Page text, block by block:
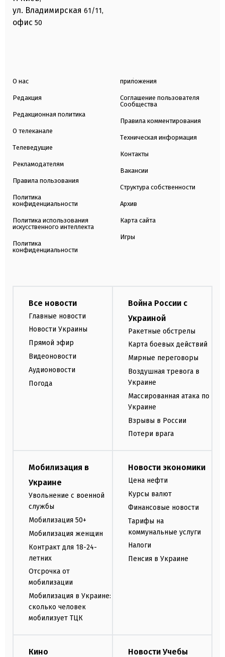
ул. Владимирская 61/11,
офис 50
О нас
Редакция
Редакционная политика
О телеканале
Телеведущие
Рекламодателям
Правила пользования
Политика
конфиденциальности
Политика использования
искусственного интеллекта
Политика
конфиденциальности
приложения
Соглашение пользователя
Сообщества
Правила комментирования
Техническая информация
Контакты
Вакансии
Структура собственности
Архив
Карта сайта
Игры
Все новости
Главные новости
Новости Украины
Прямой эфир
Видеоновости
Аудионовости
Погода
Война России с
Украиной
Ракетные обстрелы
Карта боевых действий
Мирные переговоры
Воздушная тревога в
Украине
Массированная атака по
Украине
Взрывы в России
Потери врага
Мобилизация в
Украине
Увольнение с военной
службы
Мобилизация 50+
Мобилизация женщин
Контракт для 18-24-
летних
Отсрочка от
мобилизации
Мобилизация в Украине:
сколько человек
мобилизует ТЦК
Новости экономики
Цена нефти
Курсы валют
Финансовые новости
Тарифы на
коммунальные услуги
Налоги
Пенсия в Украине
Кино Новости Учебы